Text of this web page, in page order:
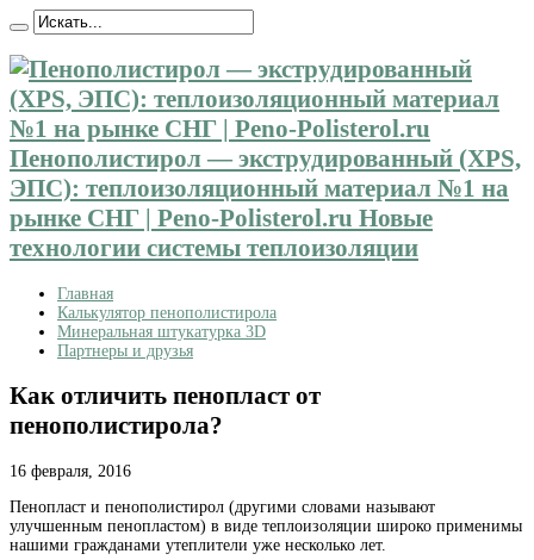
Пенополистирол — экструдированный (XPS,
ЭПС): теплоизоляционный материал №1 на
рынке СНГ | Peno-Polisterol.ru Новые
технологии системы теплоизоляции
Главная
Калькулятор пенополистирола
Минеральная штукатурка 3D
Партнеры и друзья
Как отличить пенопласт от
пенополистирола?
16 февраля, 2016
Пенопласт и пенополистирол (другими словами называют
улучшенным пенопластом) в виде теплоизоляции широко применимы
нашими гражданами утеплители уже несколько лет.